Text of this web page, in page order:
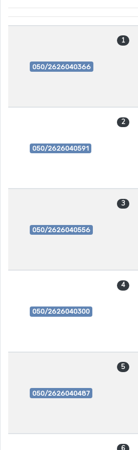
1
050/2626040366
2
050/2626040591
3
050/2626040556
4
050/2626040300
5
050/2626040487